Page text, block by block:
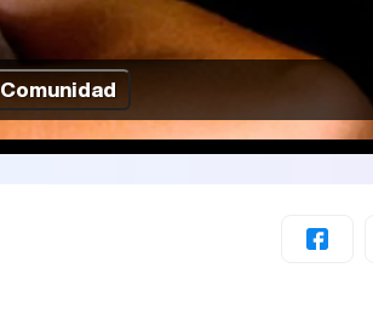
Comunidad